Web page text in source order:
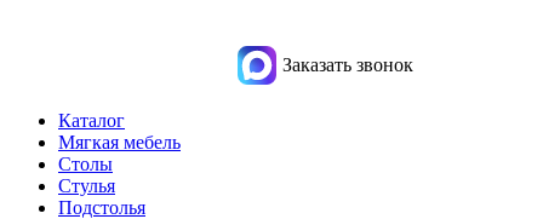
Заказать звонок
Каталог
Мягкая мебель
Столы
Стулья
Подстолья